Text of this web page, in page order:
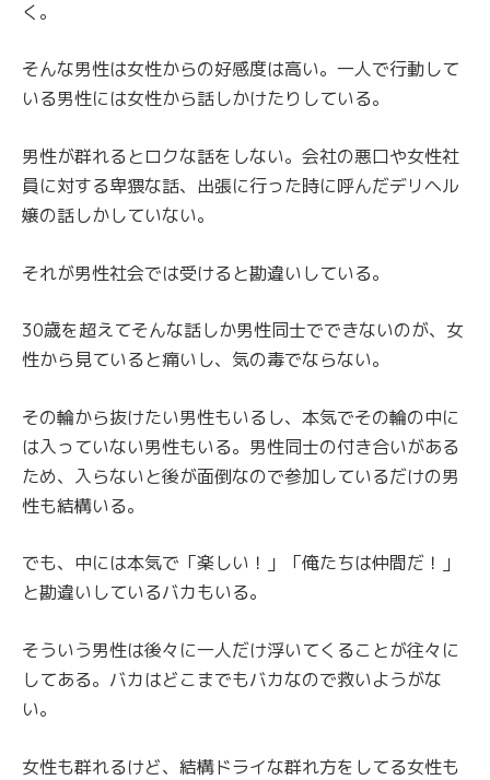
く。
そんな男性は女性からの好感度は高い。一人で行動して
いる男性には女性から話しかけたりしている。
男性が群れるとロクな話をしない。会社の悪口や女性社
員に対する卑猥な話、出張に行った時に呼んだデリヘル
嬢の話しかしていない。
それが男性社会では受けると勘違いしている。
30歳を超えてそんな話しか男性同士でできないのが、女
性から見ていると痛いし、気の毒でならない。
その輪から抜けたい男性もいるし、本気でその輪の中に
は入っていない男性もいる。男性同士の付き合いがある
ため、入らないと後が面倒なので参加しているだけの男
性も結構いる。
でも、中には本気で「楽しい！」「俺たちは仲間だ！」
と勘違いしているバカもいる。
そういう男性は後々に一人だけ浮いてくることが往々に
してある。バカはどこまでもバカなので救いようがな
い。
女性も群れるけど、結構ドライな群れ方をしてる女性も